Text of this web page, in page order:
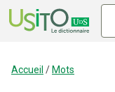
Accueil / Mots